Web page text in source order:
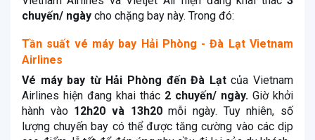
chuyến/ ngày cho chặng bay này. Trong đó:
Tần suất vé máy bay Hải Phòng - Đà Lạt Vietnam
Airlines
Vé máy bay từ Hải Phòng đến Đà Lạtcủa Vietnam
Airlines hiện đang khai thác 2 chuyến/ ngày. Giờ khởi
hành vào 12h20 và 13h20mỗi ngày. Tuy nhiên, số
lượng chuyến bay có thể được tăng cường vào các dịp